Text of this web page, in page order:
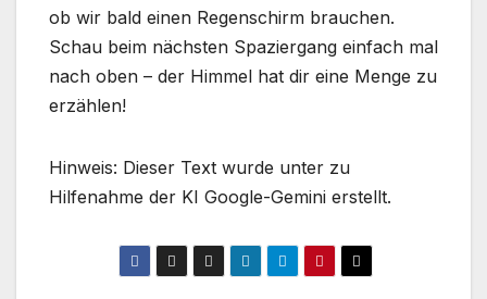
ob wir bald einen Regenschirm brauchen.
Schau beim nächsten Spaziergang einfach mal
nach oben – der Himmel hat dir eine Menge zu
erzählen!
Hinweis: Dieser Text wurde unter zu
Hilfenahme der KI Google-Gemini erstellt.